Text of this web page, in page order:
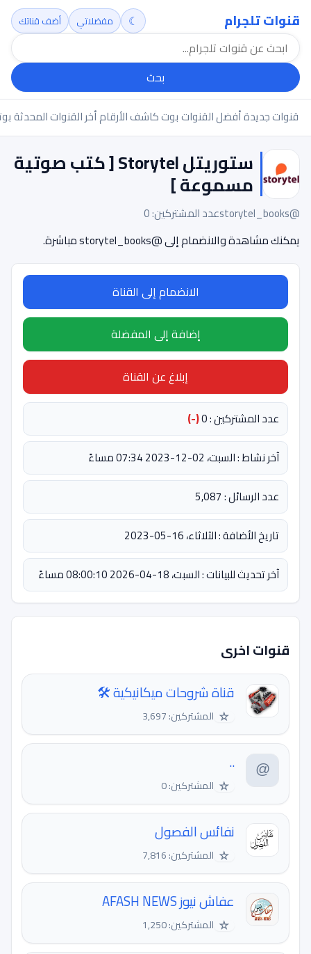
قنوات تلجرام
بحث
☾ مفضلاتي أضف قناتك
قنوات جديدةأفضل القنواتبوت كاشف الأرقامأخر القنوات المحدثة
ستوريتل Storytel [ كتب صوتية
مسموعة ]
@storytel_books
عدد المشتركين: 0
يمكنك مشاهدة والانضمام إلى @storytel_books مباشرة.
الانضمام إلى القناة
إضافة إلى المفضلة
إبلاغ عن القناة
عدد المشتركين : 0 (-)
آخر نشاط : السبت، 02-12-2023 07:34 مساءً
عدد الرسائل : 5,087
تاريخ الأضافة : الثلاثاء، 16-05-2023
آخر تحديث للبيانات : السبت، 18-04-2026 08:00:10 مساءً
قنوات اخرى
قناة شروحات ميكانيكية 🛠
☆ المشتركين: 3,697
..
☆ المشتركين: 0
نفائس الفصول
☆ المشتركين: 7,816
عفاش نيوز AFASH NEWS
☆ المشتركين: 1,250